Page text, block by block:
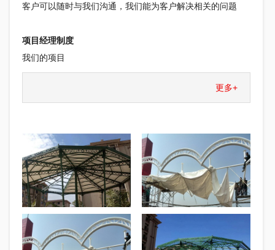
客户可以随时与我们沟通，我们能为客户解决相关的问题
项目经理制度
我们的项目
更多+